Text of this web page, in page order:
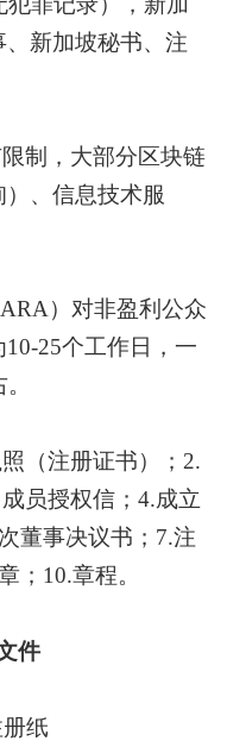
新加坡秘书、注
制，大部分区块链
、信息技术服
）对非盈利公众
25个工作日，一
（注册证书）；2.
员授权信；4.成立
董事决议书；7.注
；10.章程。
件
纸